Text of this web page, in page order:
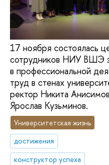
17 ноября состоялась
сотрудников НИУ ВШЭ
в профессиональной
труд в стенах
ректор Никита
Ярослав Кузьминов.
Университетская жизнь
достижения
конструктор успеха